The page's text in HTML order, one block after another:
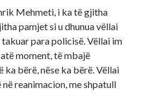
Mehmeti, i ka të gjitha
pamjet si u dhunua vëllai
para policisë. Vëllai im
moment, të mbajë
bërë, nëse ka bërë. Vëllai
reanimacion, me shpatull